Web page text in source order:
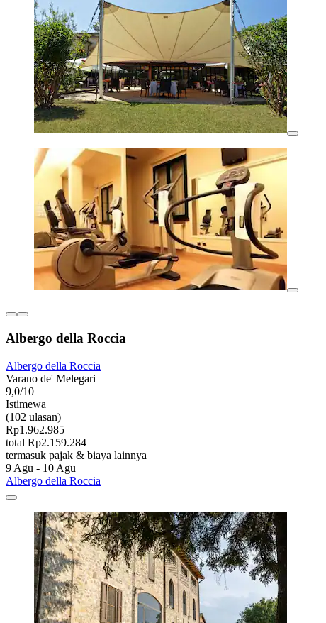
Albergo della Roccia
Albergo della Roccia
Varano de' Melegari
9,0/10
Istimewa
(102 ulasan)
Rp1.962.985
total Rp2.159.284
termasuk pajak & biaya lainnya
9 Agu - 10 Agu
Albergo della Roccia